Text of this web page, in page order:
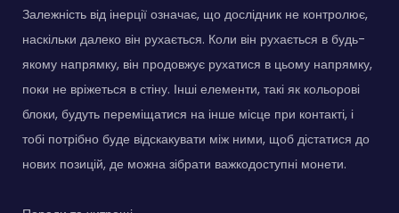
Залежність від інерції означає, що дослідник не контролює,
наскільки далеко він рухається. Коли він рухається в будь-
якому напрямку, він продовжує рухатися в цьому напрямку,
поки не вріжеться в стіну. Інші елементи, такі як кольорові
блоки, будуть переміщатися на інше місце при контакті, і
тобі потрібно буде відскакувати між ними, щоб дістатися до
нових позицій, де можна зібрати важкодоступні монети.